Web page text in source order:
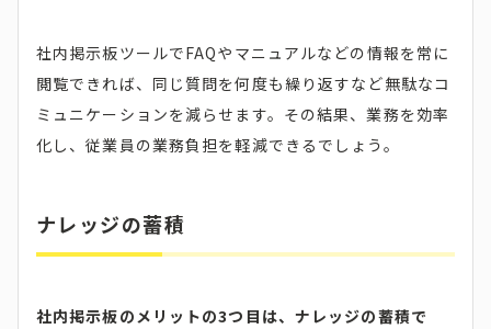
社内掲示板ツールでFAQやマニュアルなどの情報を常に
閲覧できれば、同じ質問を何度も繰り返すなど無駄なコ
ミュニケーションを減らせます。その結果、業務を効率
化し、従業員の業務負担を軽減できるでしょう。
ナレッジの蓄積
社内掲示板のメリットの3つ目は、ナレッジの蓄積で